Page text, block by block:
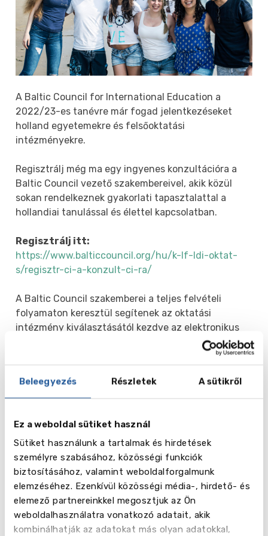
Beleegyezés Részletek A sütikről
Ez a weboldal sütiket használ
Sütiket használunk a tartalmak és hirdetések
személyre szabásához, közösségi funkciók
biztosításához, valamint weboldalforgalmunk
elemzéséhez. Ezenkívül közösségi média-, hirdető- és
elemező partnereinkkel megosztjuk az Ön
weboldalhasználatra vonatkozó adatait, akik
kombinálhatják az adatokat más olyan adatokkal,
A Baltic Council for International Education a
2022/23-es tanévre már fogad jelentkezéseket
holland egyetemekre és felsőoktatási
intézményekre.
Regisztrálj még ma egy ingyenes konzultációra a
Baltic Council vezető szakembereivel, akik közül
sokan rendelkeznek gyakorlati tapasztalattal a
hollandiai tanulással és élettel kapcsolatban.
Regisztrálj itt:
https://www.balticcouncil.org/hu/k-lf-ldi-oktat-
s/regisztr-ci-a-konzult-ci-ra/
A Baltic Council szakemberei a teljes felvételi
folyamaton keresztül segítenek az oktatási
intézmény kiválasztásától kezdve az elektronikus
jelentkezési rendszerbe történő regisztrációig.
- Ez az ország több mint 2100 angol nyelvű
- Hagyományosan a holland egyetemek szerepelnek
a legrangosabb egyetemek világranglistáján.
- A tanulás holland megközelítése a csapatmunkáról
és a problémamegoldásról szól, értékeli az egyéni
véleményt és lehetőséget kínál új ötletek
megvalósítására.